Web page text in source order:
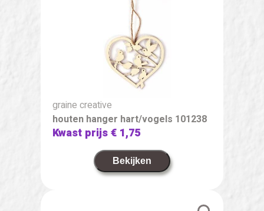
graine creative
houten hanger hart/vogels 101238
Kwast prijs€ 1,75
Bekijken